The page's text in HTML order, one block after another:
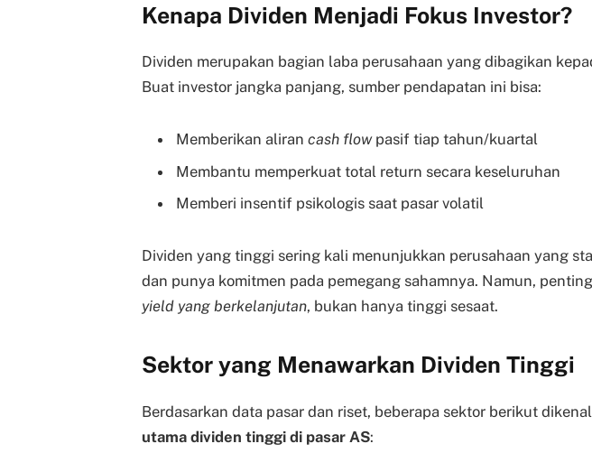
Kenapa Dividen Menjadi Fokus Investor?
Dividen merupakan bagian laba perusahaan yang dibagikan
Buat investor jangka panjang, sumber pendapatan ini bisa:
Memberikan aliran cash flowpasif tiap tahun/kuartal
Membantu memperkuat total return secara keseluruhan
Memberi insentif psikologis saat pasar volatil
Dividen yang tinggi sering kali menunjukkan perusahaan yang
dan punya komitmen pada pemegang sahamnya. Namun,
yield yang berkelanjutan, bukan hanya tinggi sesaat.
Sektor yang Menawarkan Dividen Tinggi
Berdasarkan data pasar dan riset, beberapa sektor berikut
utama dividen tinggi di pasar AS: